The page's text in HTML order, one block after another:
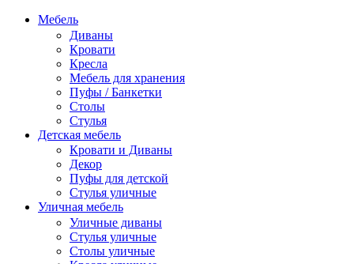
Мебель
Диваны
Кровати
Кресла
Мебель для хранения
Пуфы / Банкетки
Столы
Стулья
Детская мебель
Кровати и Диваны
Декор
Пуфы для детской
Стулья уличные
Уличная мебель
Уличные диваны
Стулья уличные
Столы уличные